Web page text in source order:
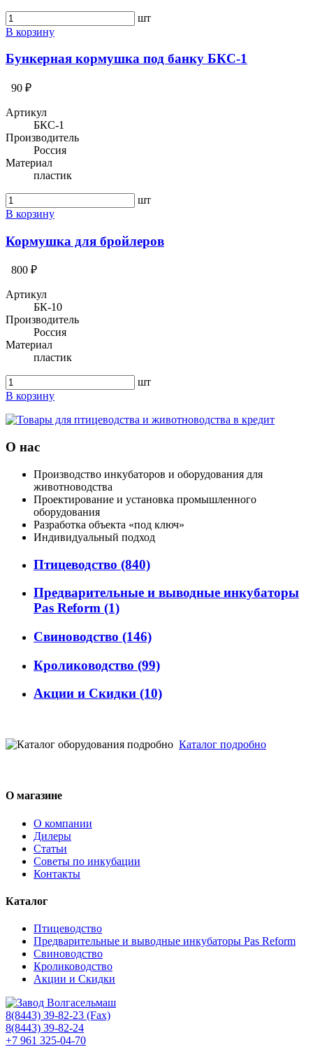
шт
В корзину
Бункерная кормушка под банку БКС-1
90 ₽
Артикул
БКС-1
Производитель
Россия
Материал
пластик
шт
В корзину
Кормушка для бройлеров
800 ₽
Артикул
БК-10
Производитель
Россия
Материал
пластик
шт
В корзину
О нас
Производство инкубаторов и оборудования для
животноводства
Проектирование и установка промышленного
оборудования
Разработка объекта «под ключ»
Индивидуальный подход
Птицеводство (840)
Предварительные и выводные инкубаторы
Pas Reform (1)
Свиноводство (146)
Кролиководство (99)
Акции и Скидки (10)
Каталог подробно
О магазине
О компании
Дилеры
Статьи
Советы по инкубации
Контакты
Каталог
Птицеводство
Предварительные и выводные инкубаторы Pas Reform
Свиноводство
Кролиководство
Акции и Скидки
8(8443) 39-82-23 (Fax)
8(8443) 39-82-24
+7 961 325-04-70